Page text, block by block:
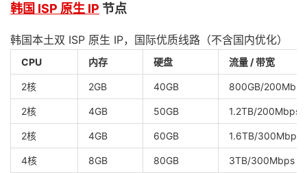
韩国 ISP 原生 IP 节点
韩国本土双 ISP 原生 IP，国际优质线路（不含国内优化）
CPU 内存 硬盘 流量 / 带宽
2核 2GB 40GB 800GB/200Mbps
2核 4GB 50GB 1.2TB/200Mbps
2核 4GB 60GB 1.6TB/300Mbps
4核 8GB 80GB 3TB/300Mbps